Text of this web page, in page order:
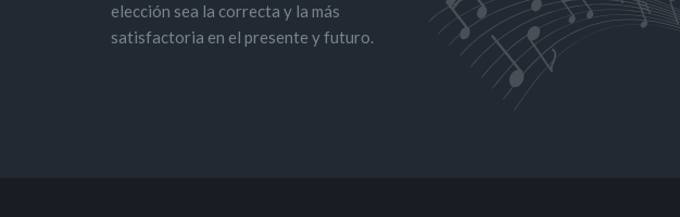
elección sea la correcta y la más
satisfactoria en el presente y futuro.